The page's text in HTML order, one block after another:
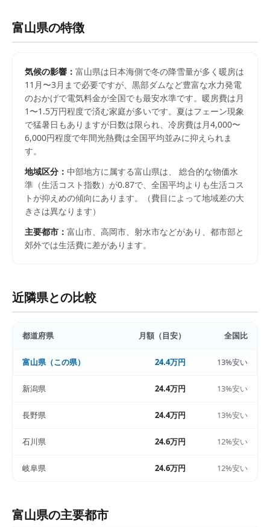
富山県の特徴
気候の影響： 富山県は日本海側で冬の降雪量が多く暖房は
11月〜3月まで必要ですが、黒部ダムなど豊富な水力発電
のおかげで電気料金が全国でも最安水準です。暖房費は月
1〜1.5万円程度で済む家庭が多いです。夏はフェーン現象
で猛暑日もありますが日数は限られ、冷房費は月4,000〜
6,000円程度で年間光熱費は全国平均並みに抑えられま
す。
地域区分： 中部地方に属する富山県は、 総合的な物価水
準（生活コスト指数）が0.87で、 全国平均よりも生活コス
トが抑えめの傾向にあります。
（費目によって地域差の大
きさは異なります）
主要都市： 富山市、高岡市、射水市などがあり、都市部と
郊外では生活費に差があります。
近隣県との比較
都道府県 月額（目安） 全国比
富山県（この県） 24.4万円 13%安い
新潟県 24.4万円 13%安い
長野県 24.4万円 13%安い
石川県 24.6万円 12%安い
岐阜県 24.6万円 12%安い
富山県の主要都市